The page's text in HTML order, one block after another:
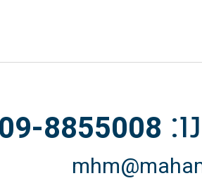
09-8855008